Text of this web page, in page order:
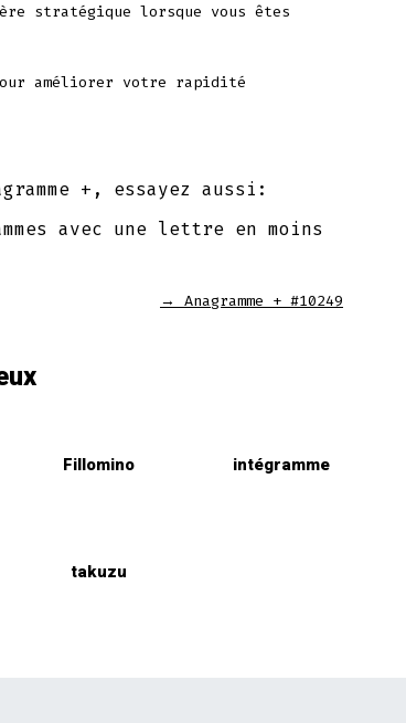
stratégique lorsque vous êtes
améliorer votre rapidité
+, essayez aussi:
avec une lettre en moins
→ Anagramme + #10249
Fillomino intégramme
takuzu